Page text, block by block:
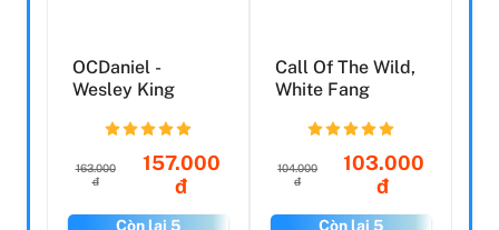
OCDaniel -
Wesley King
163.000
đ
157.000
đ
Còn lại 5
Call Of The Wild,
White Fang
104.000
đ
103.000
đ
Còn lại 5